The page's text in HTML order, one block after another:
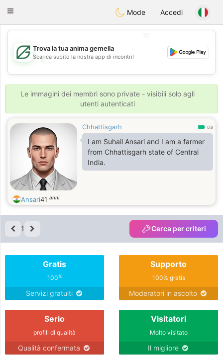
Dating
Toggle
Mode Accedi
💖
💕
💕
Trova la tua anima gemella
Scarica subito la nostra app di incontri!
Le immagini dei membri sono private - visibili solo agli
utenti autenticati
Chhattisgarh 0.9
I am Suhail Ansari and I am a farmer
from Chhattisgarh state of Central
India.
Ansari41 anni
1 Cerca per criteri
Gratis
100%
Servizi gratuiti
Supporto
100% gratis
Moderatori in ascolto
Serio
profili di qualità
Qualità confermata
Visitatori
Molto visitato
Il migliore